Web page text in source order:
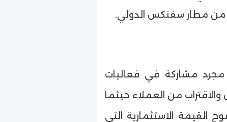
من مطار سفنكس الدولي.
مشاركة في فعاليات
من العملاء حيثما
القيمة الاستثمارية التي